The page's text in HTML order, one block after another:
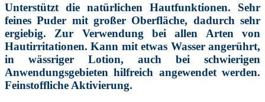
Unterstützt die natürlichen Hautfunktionen. Sehr
feines Puder mit großer Oberfläche, dadurch sehr
ergiebig. Zur Verwendung bei allen Arten von
Hautirritationen. Kann mit etwas Wasser angerührt,
in wässriger Lotion, auch bei schwierigen
Anwendungsgebieten hilfreich angewendet werden.
Feinstoffliche Aktivierung.